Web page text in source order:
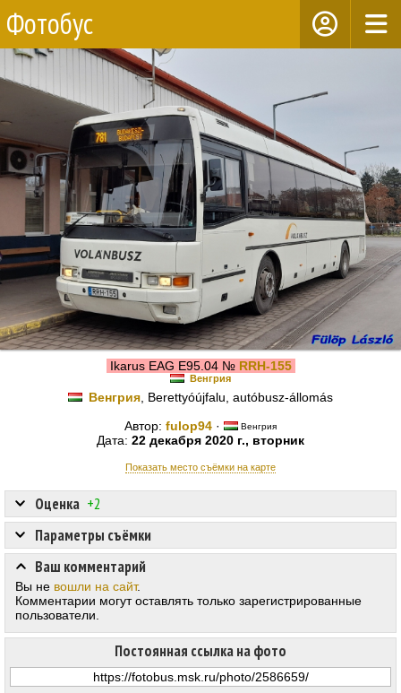
Фотобус
Ikarus EAG E95.04 № RRH-155
Венгрия
Венгрия , Berettyóújfalu, autóbusz-állomás
Автор: fulop94 · Венгрия
Дата: 22 декабря 2020 г., вторник
Показать место съёмки на карте
Оценка +2
Постоянная ссылка на фото
Параметры съёмки
Ваш комментарий
Вы не вошли на сайт.
Комментарии могут оставлять только зарегистрированные
пользователи.